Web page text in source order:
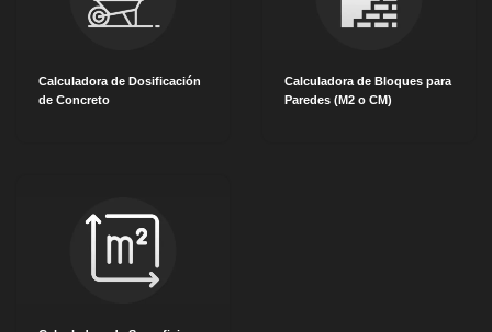
Calculadora de Dosificación
de Concreto
Calculadora de Bloques para
Paredes (M2 o CM)